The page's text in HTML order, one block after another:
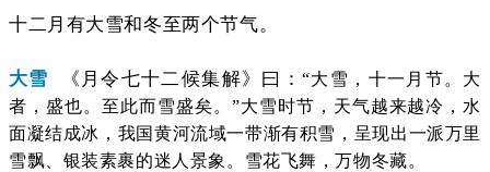
十二月有大雪和冬至两个节气。
大雪 《月令七十二候集解》曰：“大雪，十一月节。大
者，盛也。至此而雪盛矣。”大雪时节，天气越来越冷，水
面凝结成冰，我国黄河流域一带渐有积雪，呈现出一派万里
雪飘、银装素裹的迷人景象。雪花飞舞，万物冬藏。